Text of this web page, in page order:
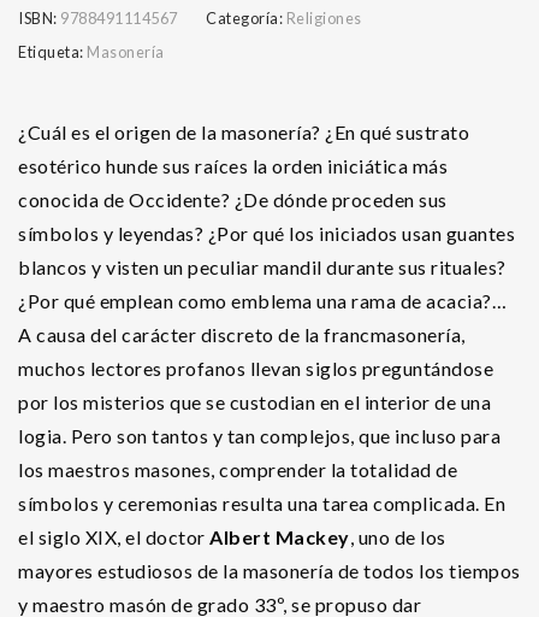
ISBN: 9788491114567 Categoría: Religiones
Etiqueta: Masonería
¿Cuál es el origen de la masonería? ¿En qué sustrato
esotérico hunde sus raíces la orden iniciática más
conocida de Occidente? ¿De dónde proceden sus
símbolos y leyendas? ¿Por qué los iniciados usan guantes
blancos y visten un peculiar mandil durante sus rituales?
¿Por qué emplean como emblema una rama de acacia?…
A causa del carácter discreto de la francmasonería,
muchos lectores profanos llevan siglos preguntándose
por los misterios que se custodian en el interior de una
logia. Pero son tantos y tan complejos, que incluso para
los maestros masones, comprender la totalidad de
símbolos y ceremonias resulta una tarea complicada. En
el siglo XIX, el doctor Albert Mackey , uno de los
mayores estudiosos de la masonería de todos los tiempos
y maestro masón de grado 33º, se propuso dar